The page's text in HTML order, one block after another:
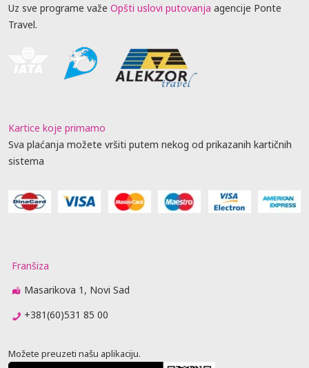
Uz sve programe važe Opšti uslovi putovanja agencije Ponte
Travel.
Kartice koje primamo
Sva plaćanja možete vršiti putem nekog od prikazanih kartičnih
sistema
Franšiza
Masarikova 1, Novi Sad
+381(60)531 85 00
Možete preuzeti našu aplikaciju.